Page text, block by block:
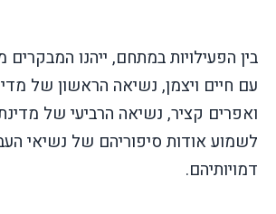
בין הפעילויות במתחם, ייהנו
עם חיים ויצמן, נשיאה הראשון של
ואפרים קציר, נשיאה הרביעי של
לשמוע אודות סיפוריהם של נשיאי
דמויותיהם.